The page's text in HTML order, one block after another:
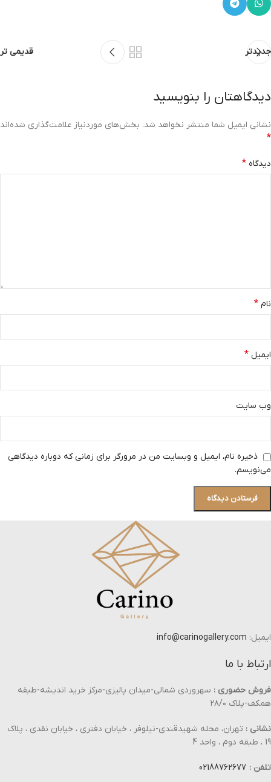
جدیدتر قدیمی تر
دیدگاهتان را بنویسید
نشانی ایمیل شما منتشر نخواهد شد. بخش‌های موردنیاز علامت‌گذاری شده‌اند
*
دیدگاه *
نام *
ایمیل *
وب‌ سایت
ذخیره نام، ایمیل و وبسایت من در مرورگر برای زمانی که دوباره دیدگاهی
می‌نویسم.
ایمیل: info@carinogallery.com
ارتباط با ما
فروش حضوری : سهروردی شمالی-میدان پالیزی-مرکز خرید اندیشه-طبقه
همکف-پلاک ۲۸/۰
نشانی : تهران، محله شهیدقندی-نیلوفر ، خیابان دفتری ، خیابان نقدی ، پلاک
19 ، طبقه دوم ، واحد 4
تلفن : 02188762677